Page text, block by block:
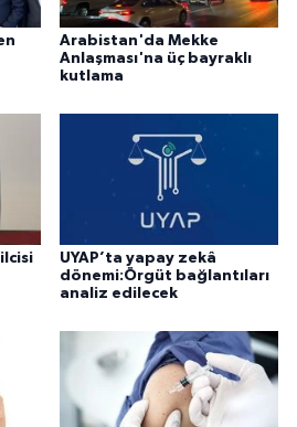
Arabistan'da Mekke
Anlaşması'na üç bayraklı
kutlama
UYAP’ta yapay zekâ
dönemi:Örgüt bağlantıları
analiz edilecek